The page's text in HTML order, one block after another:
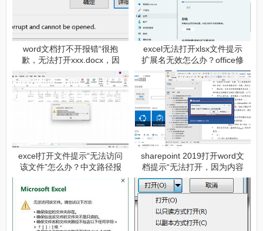
word文档打不开报错“很抱
歉，无法打开xxx.docx，因
为内容有问题”怎么办？受损
文件修复与内容提取教程
excel无法打开xlsx文件提示
扩展名无效怎么办？office修
复与重装教程
excel打开文件提示“无法访问
该文件”怎么办？中文路径报
sharepoint 2019打开word文
档提示“无法打开，因为内容
有问题”或提示“发现无法读取
的内容”怎么办？